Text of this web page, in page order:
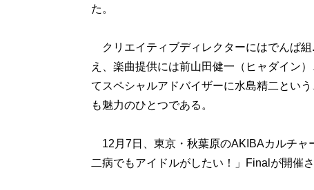
た。
クリエイティブディレクターにはでんぱ
え、楽曲提供には前山田健一（ヒャダイン
てスペシャルアドバイザーに水島精二とい
も魅力のひとつである。
12月7日、東京・秋葉原のAKIBAカルチャ
二病でもアイドルがしたい！」Finalが開催さ